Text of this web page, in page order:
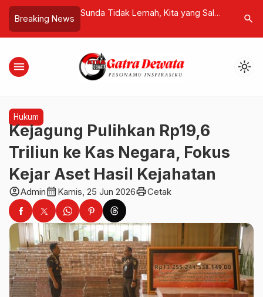
Breaking News
Tidak Lemah, Kita yang Salah
Sejarah
SNBP 2026 Diumumkan,
Baru
search
menu light_mode
Hukum
Kejagung Pulihkan Rp19,6
Triliun ke Kas Negara, Fokus
Kejar Aset Hasil Kejahatan
account_circleAdmincalendar_month Kamis, 25 Jun 2026printCetak